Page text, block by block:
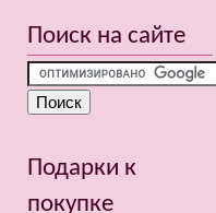
Поиск на сайте
Подарки к
покупке